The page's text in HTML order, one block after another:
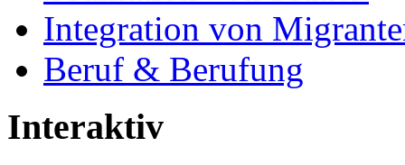
Integration von
Beruf & Berufung
Interaktiv